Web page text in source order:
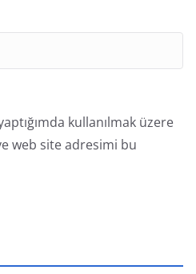
kullanılmak üzere
web site adresimi bu